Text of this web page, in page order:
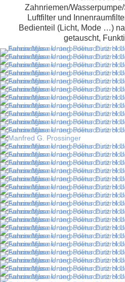
Zahnriemen/
Luftfilter und
Bedienteil (Licht, Mode …)
getauscht,